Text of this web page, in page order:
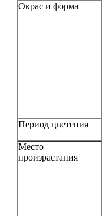
Окрас и форма
Период цветения
Место
произрастания